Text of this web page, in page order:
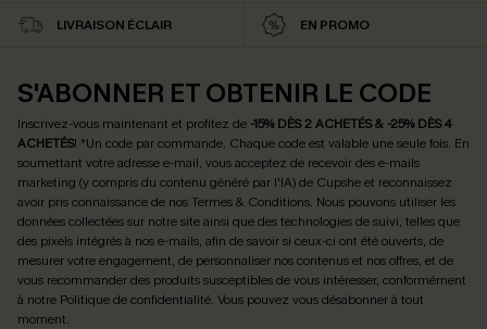
LIVRAISON ÉCLAIR EN PROMO
S'ABONNER ET OBTENIR LE CODE
Inscrivez-vous maintenant et profitez de -15% DÈS 2 ACHETÉS & -25% DÈS 4
ACHETÉS! *Un code par commande. Chaque code est valable une seule fois. En
soumettant votre adresse e-mail, vous acceptez de recevoir des e-mails
marketing (y compris du contenu généré par l'IA) de Cupshe et reconnaissez
avoir pris connaissance de nosTermes & Conditions. Nous pouvons utiliser les
données collectées sur notre site ainsi que des technologies de suivi, telles que
des pixels intégrés à nos e-mails, afin de savoir si ceux-ci ont été ouverts, de
mesurer votre engagement, de personnaliser nos contenus et nos offres, et de
vous recommander des produits susceptibles de vous intéresser, conformément
à notre Politique de confidentialité. Vous pouvez vous désabonner à tout
moment.